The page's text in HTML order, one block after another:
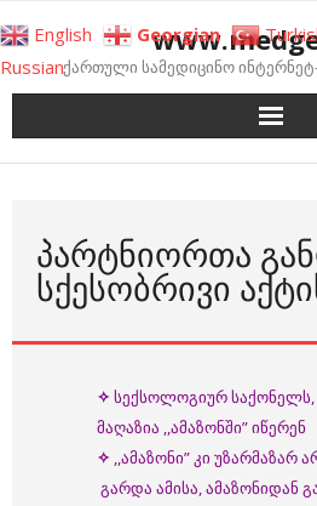
to
contentქართული სამედიცინო
ᲞᲐᲠᲢᲜᲘᲝᲠᲗᲐ
ᲡᲥᲔᲡᲝᲑᲠᲘᲕᲘ
✧ სექსოლოგიურ საქონელს,
მაღაზია ,,ამაზონში” იწერენ
✧ ,,ამაზონი” კი უზარმაზარ
გარდა ამისა, ამაზონიდან
English Georgian
Russian